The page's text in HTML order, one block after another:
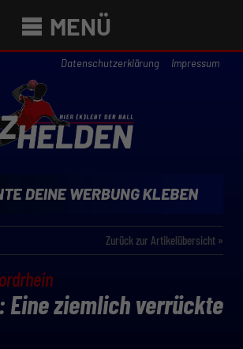
MENÜ
Datenschutzerklärung Impressum
Zurück zur Artikelübersicht »
Eine ziemlich verrückte